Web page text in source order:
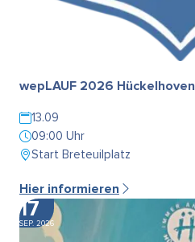
wepLAUF 2026 Hückelhoven
13.09
09:00 Uhr
Start Breteuilplatz
Hier informieren
17
SEP. 2026